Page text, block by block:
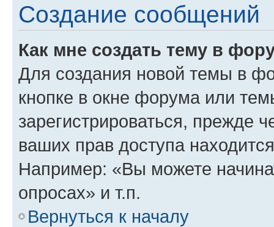
Создание сообщений
Как мне создать тему в
Для создания новой темы в
кнопке в окне форума или
зарегистрироваться, прежде
ваших прав доступа
Например: «Вы можете
опросах» и т.п.
Вернуться к началу